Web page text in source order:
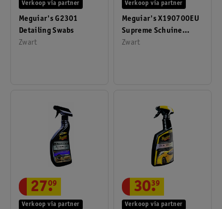
Meguiar's G2301
Detailing Swabs
Zwart
Verkoop via partner
Meguiar's X190700EU
Supreme Schuine
Velgenborstel
Zwart
Verkoop via partner
Verkoop via partner
27.
09
Verkoop via partner
30.
39